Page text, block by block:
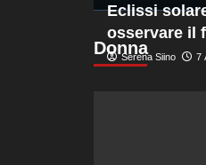
più
su
Crescita
Donna
Eclissi
osservare il
Serena Siino 7